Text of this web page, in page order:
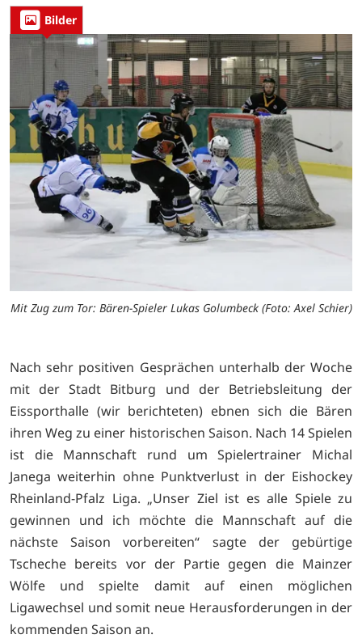
Bilder
Mit Zug zum Tor: Bären-Spieler Lukas Golumbeck (Foto: Axel Schier)
Nach sehr positiven Gesprächen unterhalb der Woche
mit der Stadt Bitburg und der Betriebsleitung der
Eissporthalle (wir berichteten) ebnen sich die Bären
ihren Weg zu einer historischen Saison. Nach 14 Spielen
ist die Mannschaft rund um Spielertrainer Michal
Janega weiterhin ohne Punktverlust in der Eishockey
Rheinland-Pfalz Liga. „Unser Ziel ist es alle Spiele zu
gewinnen und ich möchte die Mannschaft auf die
nächste Saison vorbereiten“ sagte der gebürtige
Tscheche bereits vor der Partie gegen die Mainzer
Wölfe und spielte damit auf einen möglichen
Ligawechsel und somit neue Herausforderungen in der
kommenden Saison an.